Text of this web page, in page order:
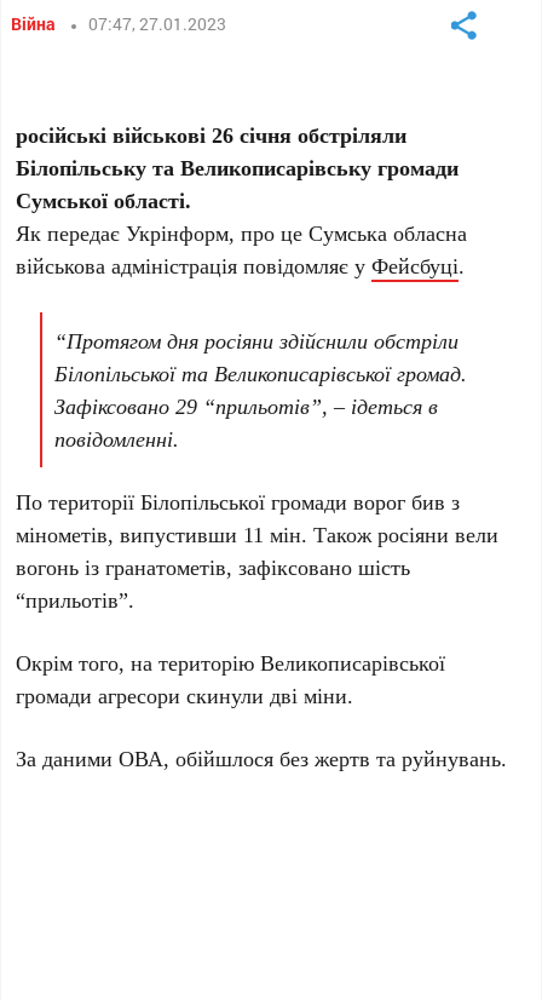
Війна 07:47, 27.01.2023
російські військові 26 січня обстріляли
Білопільську та Великописарівську громади
Сумської області.
Як передає Укрінформ, про це Сумська обласна
військова адміністрація повідомляє уФейсбуці.
“Протягом дня росіяни здійснили обстріли
Білопільської та Великописарівської громад.
Зафіксовано 29 “прильотів”, – ідеться в
повідомленні.
По території Білопільської громади ворог бив з
мінометів, випустивши 11 мін. Також росіяни вели
вогонь із гранатометів, зафіксовано шість
“прильотів”.
Окрім того, на територію Великописарівської
громади агресори скинули дві міни.
За даними ОВА, обійшлося без жертв та руйнувань.